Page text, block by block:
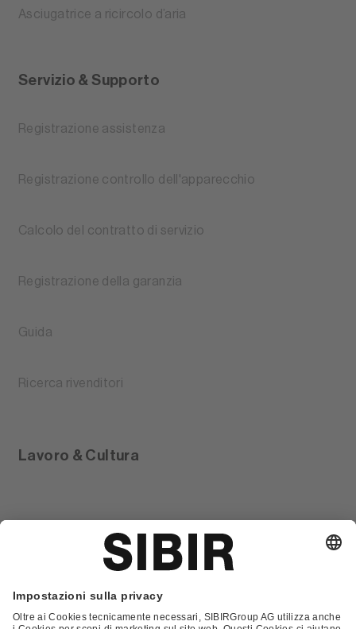
Asciugatrice a ricircolo d’aria
Servizio & Supporto
Registrazione assistenza
Registrazione controllo dell'apparecchio
Calcolo del contratto di servizio
Registrazione della garanzia
Guida
Ricerca rivenditori
Lavoro & Cultura
Contatto